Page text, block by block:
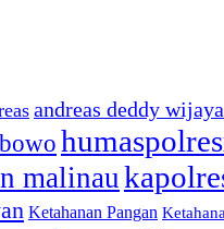
andreas deddy wijaya
malinau
Ketahanan Pangan